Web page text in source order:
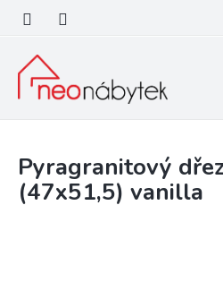
obsah
Pyragranitový
(47x51,5) vanilla